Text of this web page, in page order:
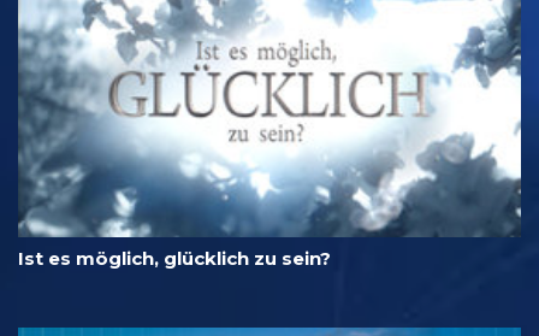
Ist es möglich, glücklich zu sein?